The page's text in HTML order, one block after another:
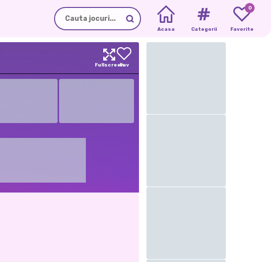
Acasa Categorii
0
Favorite